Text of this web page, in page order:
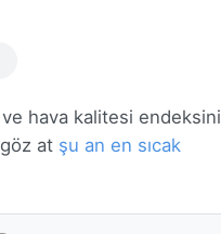
hava kalitesi endeksini
at şu an en sıcak